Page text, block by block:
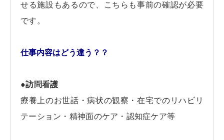
せる施設もあるので、こちらも事前の確認が必要
です。
仕事内容はどう違う？？
●訪問看護
療養上のお世話・病状の観察・在宅でのリハビリ
テーション・精神面のケア・認知症ケア等